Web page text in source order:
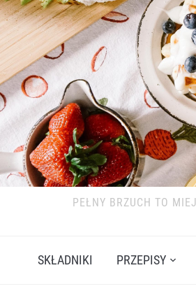
PEŁNY BRZUCH TO
SKŁADNIKI PRZEPISY